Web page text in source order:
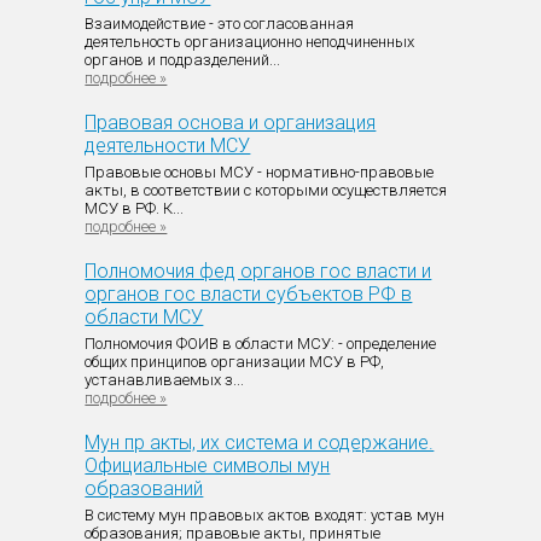
Взаимодействие - это согласованная
деятельность организационно неподчиненных
органов и подразделений...
подробнее »
Правовая основа и организация
деятельности МСУ
Правовые основы МСУ - нормативно-правовые
акты, в соответствии с которыми осуществляется
МСУ в РФ. К...
подробнее »
Полномочия фед органов гос власти и
органов гос власти субъектов РФ в
области МСУ
Полномочия ФОИВ в области МСУ: - определение
общих принципов организации МСУ в РФ,
устанавливаемых з...
подробнее »
Мун пр акты, их система и содержание.
Официальные символы мун
образований
В систему мун правовых актов входят: устав мун
образования; правовые акты, принятые